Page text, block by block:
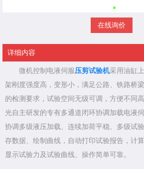
在线询价
详细内容
微机控制电液伺服压剪试验机采用油缸
架刚度强度高，变形小，满足公路、铁路桥
的检测要求，试验空间无级可调，方便不同
光自主研发的专有多通道闭环协调加载电液
协调多级液压加载、连续加荷平稳、多级试
存数据、绘制曲线，自动打印试验报告，计
显示试验力及试验曲线、操作简单可靠。